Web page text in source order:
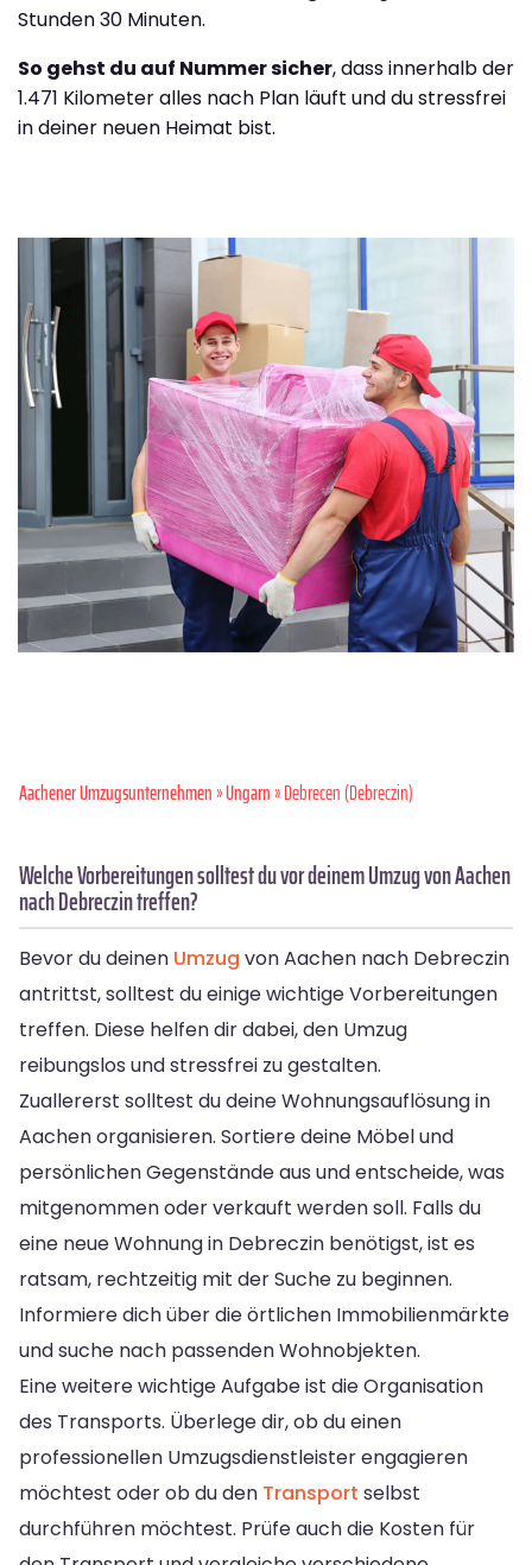
Stunden 30 Minuten.
So gehst du auf Nummer sicher, dass innerhalb der
1.471 Kilometer alles nach Plan läuft und du stressfrei
in deiner neuen Heimat bist.
Aachener Umzugsunternehmen»Ungarn» Debrecen (Debreczin)
Welche Vorbereitungen solltest du vor deinem Umzug von Aachen
nach Debreczin treffen?
Bevor du deinen Umzug von Aachen nach Debreczin
antrittst, solltest du einige wichtige Vorbereitungen
treffen. Diese helfen dir dabei, den Umzug
reibungslos und stressfrei zu gestalten.
Zuallererst solltest du deine Wohnungsauflösung in
Aachen organisieren. Sortiere deine Möbel und
persönlichen Gegenstände aus und entscheide, was
mitgenommen oder verkauft werden soll. Falls du
eine neue Wohnung in Debreczin benötigst, ist es
ratsam, rechtzeitig mit der Suche zu beginnen.
Informiere dich über die örtlichen Immobilienmärkte
und suche nach passenden Wohnobjekten.
Eine weitere wichtige Aufgabe ist die Organisation
des Transports. Überlege dir, ob du einen
professionellen Umzugsdienstleister engagieren
möchtest oder ob du den Transport selbst
durchführen möchtest. Prüfe auch die Kosten für